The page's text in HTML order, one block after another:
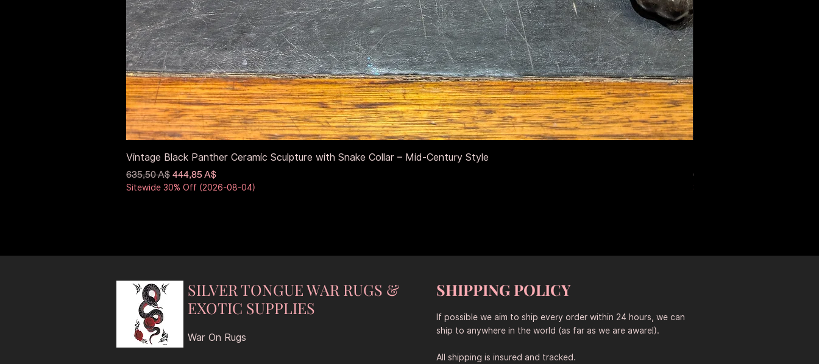
Быстрый просмотр
Vintage Black Panther Ceramic Sculpture with Snake Collar – Mid-Century Style
Обычная цена
635,50 A$ Цена со скидкой
444,85 A$
Sitewide 30% Off (2026-08-04)
Обычная цена
653,50 A$
Sitewide 30% Off (2026-08-
SILVER TONGUE WAR RUGS &
EXOTIC SUPPLIES
War On Rugs
SHIPPING POLICY
If possible we aim to ship every order within 24 hours, we can
ship to anywhere in the world (as far as we are aware!).
All shipping is insured and tracked.